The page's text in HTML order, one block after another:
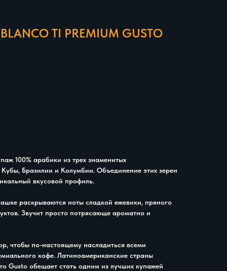
TI PREMIUM GUSTO
100% арабики из трех знаменитых
Бразилии и Колумбии. Объединение этих зерен
вкусовой профиль.
раскрываются ноты сладкой ежевики, пряного
Звучит просто потрясающе ароматно и
чтобы по-настоящему насладиться всеми
кофе. Латиноамериканские страны
Gusto обещает стать одним из лучших купажей